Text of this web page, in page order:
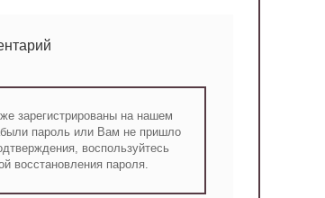
зарегистрированы на нашем
пароль или Вам не пришло
воспользуйтесь
восстановления пароля.